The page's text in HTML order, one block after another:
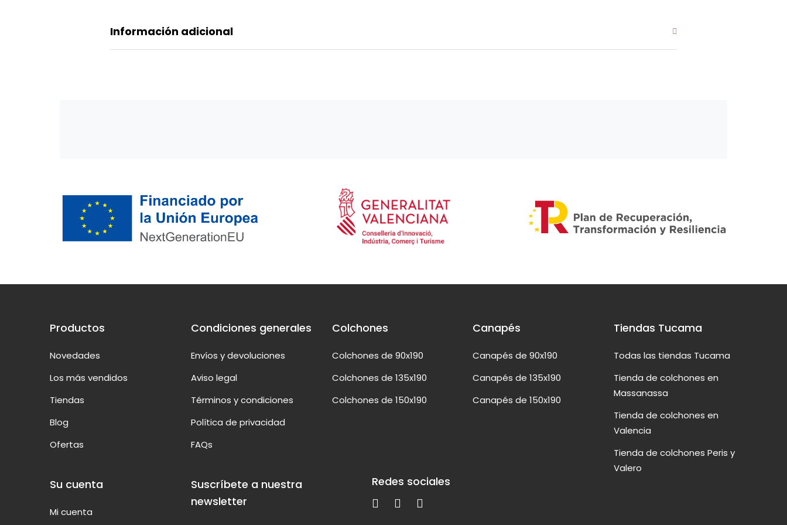
Información adicional
Productos
Novedades
Los más vendidos
Tiendas
Blog
Ofertas
Condiciones generales
Envíos y devoluciones
Aviso legal
Términos y condiciones
Política de privacidad
FAQs
Colchones
Colchones de 90x190
Colchones de 135x190
Colchones de 150x190
Canapés
Canapés de 90x190
Canapés de 135x190
Canapés de 150x190
Tiendas Tucama
Todas las tiendas Tucama
Tienda de colchones en
Massanassa
Tienda de colchones en
Valencia
Tienda de colchones Peris y
Valero
Su cuenta
Mi cuenta
Suscríbete a nuestra
newsletter
Redes sociales